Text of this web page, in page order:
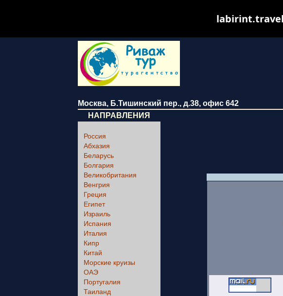
Москва, Б.Тишинский пер., д.38, офис 642
НАПРАВЛЕНИЯ
Россия
Абхазия
Беларусь
Болгария
Великобритания
Венгрия
Греция
Египет
Израиль
Испания
Италия
Кипр
Китай
Морские круизы
ОАЭ
Португалия
Таиланд